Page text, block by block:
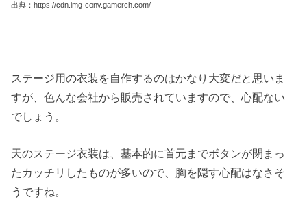
出典：https://cdn.img-conv.gamerch.com/
ステージ用の衣装を自作するのはかなり大変だと思いま
すが、色んな会社から販売されていますので、心配ない
でしょう。
天のステージ衣装は、基本的に首元までボタンが閉まっ
たカッチリしたものが多いので、胸を隠す心配はなさそ
うですね。